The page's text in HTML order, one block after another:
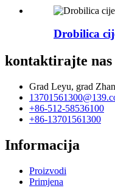
Drobilica
kontaktirajte nas
Grad Leyu, grad
+86-512-58536100
+86-13701561300
Informacija
Proizvodi
Primjena